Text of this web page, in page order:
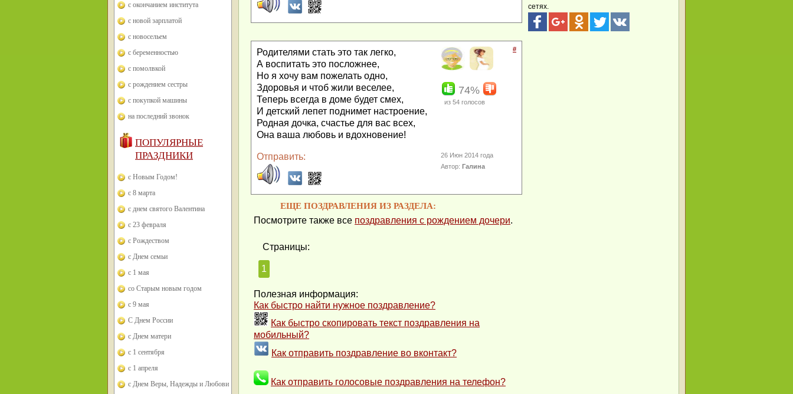
с окончанием института
с новой зарплатой
с новосельем
с беременностью
с помолвкой
с рождением сестры
с покупкой машины
на последний звонок
ПОПУЛЯРНЫЕ
ПРАЗДНИКИ
с Новым Годом!
с 8 марта
с днем святого Валентина
с 23 февраля
с Рождеством
с Днем семьи
с 1 мая
со Старым новым годом
с 9 мая
С Днем России
с Днем матери
с 1 сентября
с 1 апреля
с Днем Веры, Надежды и Любови
Родителями стать это так легко,
А воспитать это посложнее,
Но я хочу вам пожелать одно,
Здоровья и чтоб жили веселее,
Теперь всегда в доме будет смех,
И детский лепет поднимет настроение,
Родная дочка, счастье для вас всех,
Она ваша любовь и вдохновение!
#
74%
из 54 голосов
Отправить:
26 Июн 2014 года
Автор:Галина
ЕЩЕ ПОЗДРАВЛЕНИЯ ИЗ РАЗДЕЛА:
Посмотрите также все поздравления с рождением дочери.
Страницы:
1
Полезная информация:
Как быстро найти нужное поздравление?
Как быстро скопировать текст поздравления на
мобильный?
Как отправить поздравление во вконтакт?
Как отправить голосовые поздравления на телефон?
сетях.